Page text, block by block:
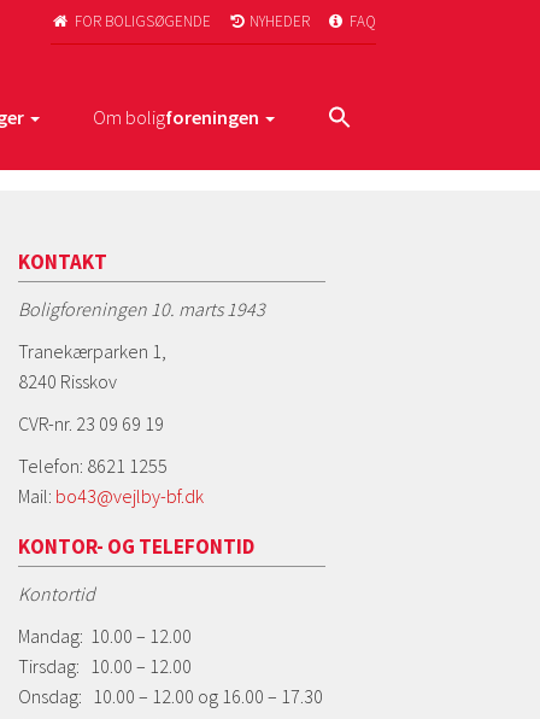
 FOR BOLIGSØGENDE  NYHEDER  FAQ
Om boligforeningen
KONTAKT
Boligforeningen 10. marts 1943
Tranekærparken 1,
8240 Risskov
CVR-nr. 23 09 69 19
Telefon: 8621 1255
Mail: bo43@vejlby-bf.dk
KONTOR- OG TELEFONTID
Kontortid
Mandag: 10.00 – 12.00
Tirsdag: 10.00 – 12.00
Onsdag: 10.00 – 12.00 og 16.00 – 17.30